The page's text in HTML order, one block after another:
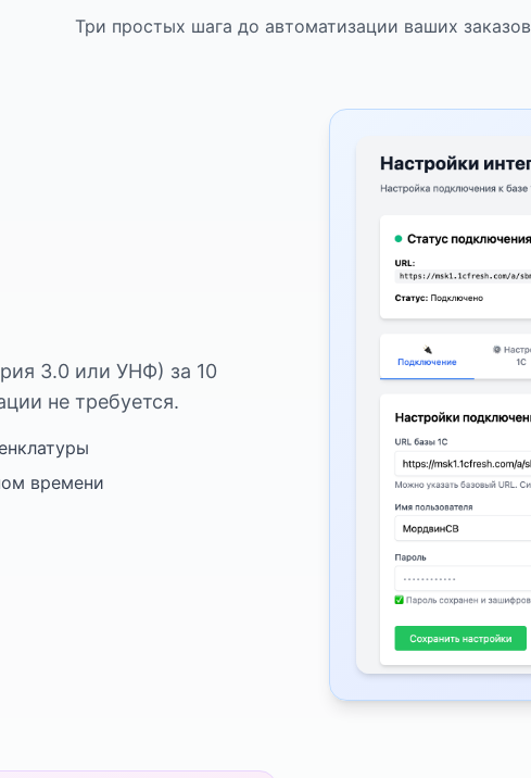
Три простых шага до автоматизации ваших заказов
3.0 или УНФ) за 10
не требуется.
времени